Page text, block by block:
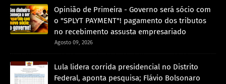
Opinião de Primeira - Governo será sócio com
o "SPLYT PAYMENT"! pagamento dos tributos
no recebimento assusta empresariado
Agosto 09, 2026
Lula lidera corrida presidencial no Distrito
Federal, aponta pesquisa; Flávio Bolsonaro